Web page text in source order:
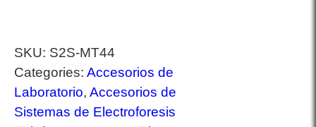
SKU: S2S-MT44
Categories: Accesorios de
Laboratorio, Accesorios de
Sistemas de Electroforesis